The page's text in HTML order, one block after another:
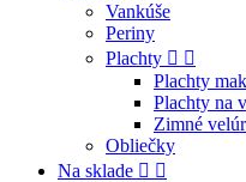
Vankúše
Periny
Plachty  
Plachty
Plachty na
Zimné
Obliečky
Na sklade  